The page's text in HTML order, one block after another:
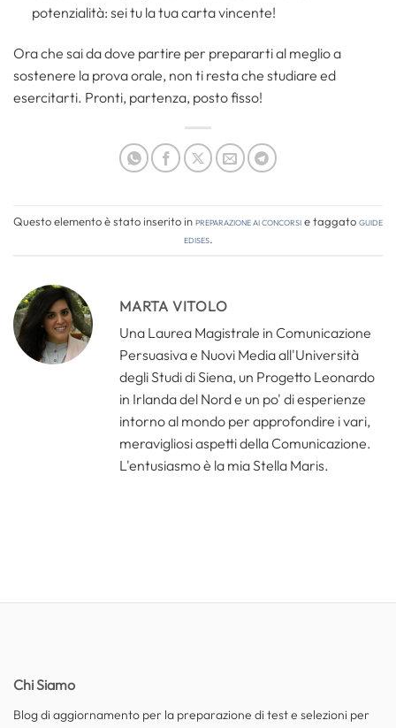
potenzialità: sei tu la tua carta vincente!
Ora che sai da dove partire per prepararti al meglio a
sostenere la prova orale, non ti resta che studiare ed
esercitarti. Pronti, partenza, posto fisso!
Questo elemento è stato inserito inPreparazione ai concorsie taggatoguide
edises.
MARTA VITOLO
Una Laurea Magistrale in Comunicazione
Persuasiva e Nuovi Media all'Università
degli Studi di Siena, un Progetto Leonardo
in Irlanda del Nord e un po' di esperienze
intorno al mondo per approfondire i vari,
meravigliosi aspetti della Comunicazione.
L'entusiasmo è la mia Stella Maris.
Chi Siamo
Blog di aggiornamento per la preparazione di test e selezioni per